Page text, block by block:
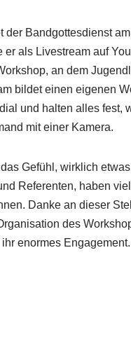
der Bandgottesdienst am
als Livestream auf
an dem
bildet einen eigenen
und halten alles fest,
mit einer Kamera.
Gefühl, wirklich
Referenten, haben
Danke an dieser
des
enormes Engagement.